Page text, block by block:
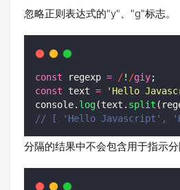
忽略正则表达式的"y"、"g"标志。
const regexp = /! /giy;
const text = ' Hello
console. log(text. split
// [ 'Hello Javascript',
分隔的结果中不会包含用于指示分